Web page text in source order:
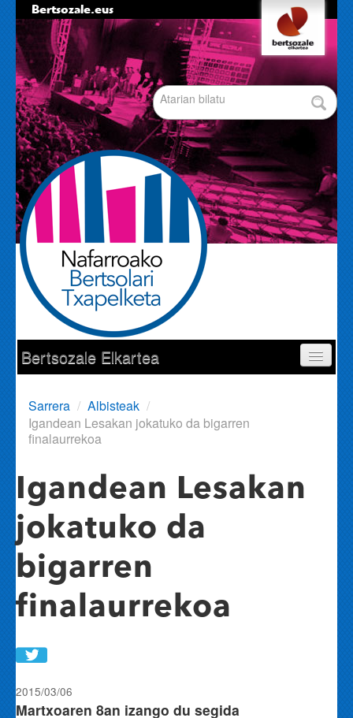
Bertsozale.eus
Edukira
salto
egin
|
Salto
egin
nabigazioara
Tresna
pertsonalak
Bilatu atarian
Bilaketa
aurreratua…
Bertsozale Elkartea
Parte-hartzaileak
Saioak
Informazioa
Bertsoa.com
Sarrera / Albisteak /
Igandean Lesakan jokatuko da bigarren
finalaurrekoa
Igandean Lesakan
jokatuko da
bigarren
finalaurrekoa
2015/03/06
Martxoaren 8an izango du segida